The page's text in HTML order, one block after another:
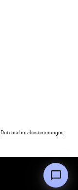
Datenschutzbestimmungen